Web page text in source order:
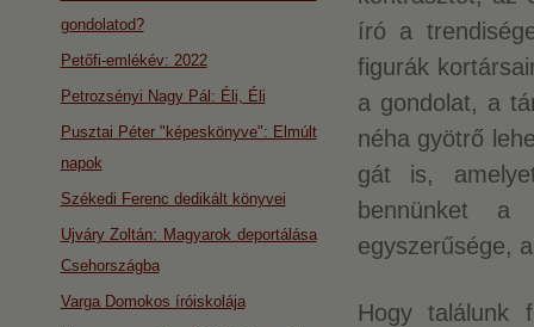
író a
figurák
a gondolat, a
néha gyötrő
gát is,
bennünket a
egyszerűsége,
Hogy találunk
gondolatod?
Petőfi-emlékév: 2022
Petrozsényi Nagy Pál: Éli, Éli
Pusztai Péter "képeskönyve": Elmúlt
napok
Székedi Ferenc dedikált könyvei
Ujváry Zoltán: Magyarok deportálása
Csehországba
Varga Domokos íróiskolája